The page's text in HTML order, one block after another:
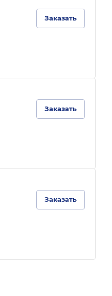
Заказать
Заказать
Заказать